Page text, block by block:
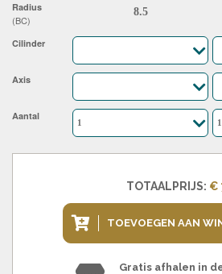
Radius
(BC)
Cilinder
Axis
Aantal
TOTAALPRIJS: €
TOEVOEGEN AAN
Gratis afhalen in